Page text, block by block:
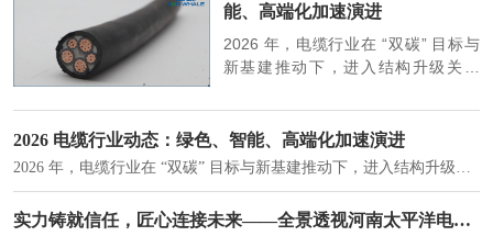
能、高端化加速演进
2026 年，电缆行业在 “双碳” 目标与
新基建推动下，进入结构升级关键
大清晰趋势，市场格局持续优化。
2026 电缆行业动态：绿色、智能、高端化加速演进
实力铸就信任，匠心连接未来——全景透视河南太平洋电缆厂